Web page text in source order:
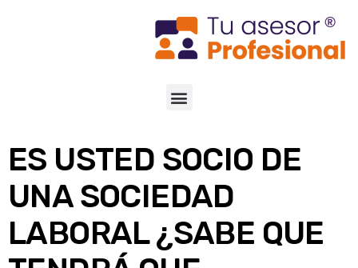
ES USTED SOCIO DE
UNA SOCIEDAD
LABORAL ¿SABE QUE